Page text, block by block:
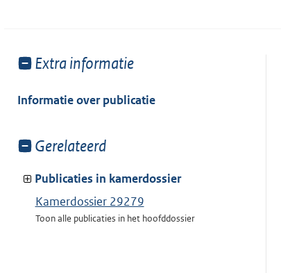
Toon
van:
Extra informatie
Informatie over publicatie
Toon
van:
Gerelateerd
Publicaties in kamerdossier
Kamerdossier 29279
Toon alle publicaties in het hoofddossier